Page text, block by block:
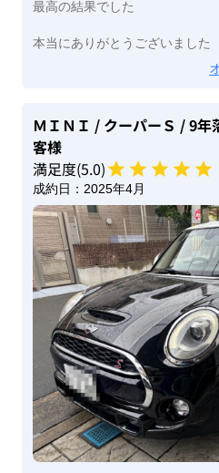
最高の結果でした
本当にありがとうございました
ＭＩＮＩ / クーパーＳ / 9年
客様
満足度(5.0)
成約日： 2025年4月